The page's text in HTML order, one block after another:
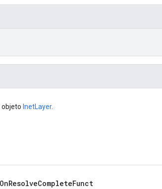
objeto InetLayer.